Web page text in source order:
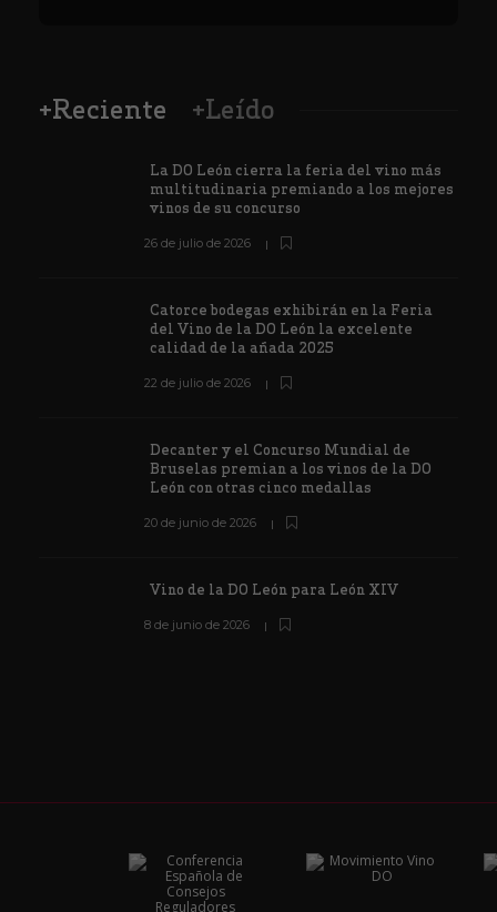
+Reciente +Leído
La DO León cierra la feria del vino más
multitudinaria premiando a los mejores
vinos de su concurso
26 de julio de 2026
Catorce bodegas exhibirán en la Feria
del Vino de la DO León la excelente
calidad de la añada 2025
22 de julio de 2026
Decanter y el Concurso Mundial de
Bruselas premian a los vinos de la DO
León con otras cinco medallas
20 de junio de 2026
Vino de la DO León para León XIV
8 de junio de 2026